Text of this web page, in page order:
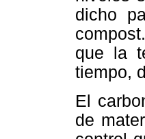
dicho
que la
tiempo,
El
de